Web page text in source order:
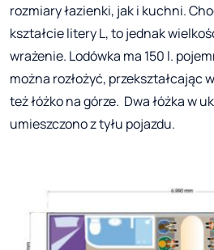
rozmiary łazienki, jak i kuchni.
kształcie litery L, to jednak
wrażenie. Lodówka ma 150 l.
można rozłożyć, przekształcając
też łóżko na górze. Dwa łóżka w
umieszczono z tyłu pojazdu.